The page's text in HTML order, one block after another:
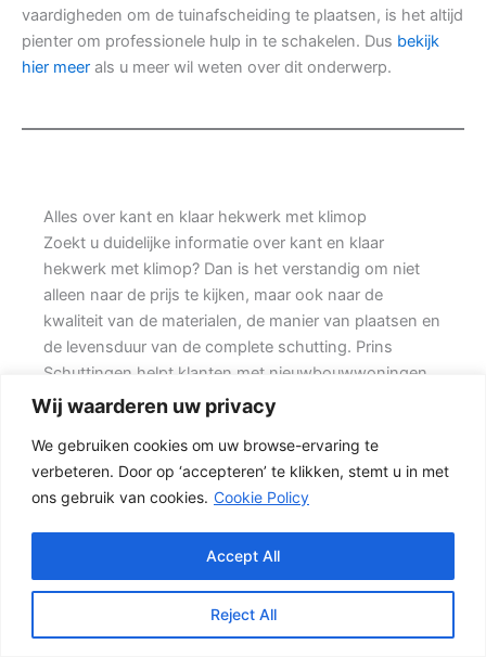
Wij waarderen uw privacy
We gebruiken cookies om uw browse-ervaring te
verbeteren. Door op ‘accepteren’ te klikken, stemt u in met
ons gebruik van cookies. Cookie Policy
Reject All
Accept All
vaardigheden om de tuinafscheiding te plaatsen, is het altijd
pienter om professionele hulp in te schakelen. Dus bekijk
hier meer als u meer wil weten over dit onderwerp.
Alles over kant en klaar hekwerk met klimop
Zoekt u duidelijke informatie over kant en klaar
hekwerk met klimop? Dan is het verstandig om niet
alleen naar de prijs te kijken, maar ook naar de
kwaliteit van de materialen, de manier van plaatsen en
de levensduur van de complete schutting. Prins
Schuttingen helpt klanten met nieuwbouwwoningen
en denkt mee over een stevige oplossing.
De juiste erfafscheiding begint met een goed plan.
Wilt u vooral een luxe uitstraling, dan kan een hout-
beton schutting met hoge betonplaat of zwarte
accenten goed passen. Daarbij spelen ook zaken mee
zoals windbelasting, hoogteverschillen, grondsoort,
erfgrens en de bereikbaarheid van de tuin.